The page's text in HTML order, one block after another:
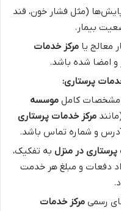
(مثل فشار خون، قند
بیمار.
معالج یا مرکز خدمات
و امضا شده باشد.
پرستاری:
و مشخصات کامل موسسه
مرکز خدمات پرستاری
و شماره تماس باشد.
در منزل به تفکیک،
دفعات و مبلغ هر خدمت
رسمی مرکز خدمات